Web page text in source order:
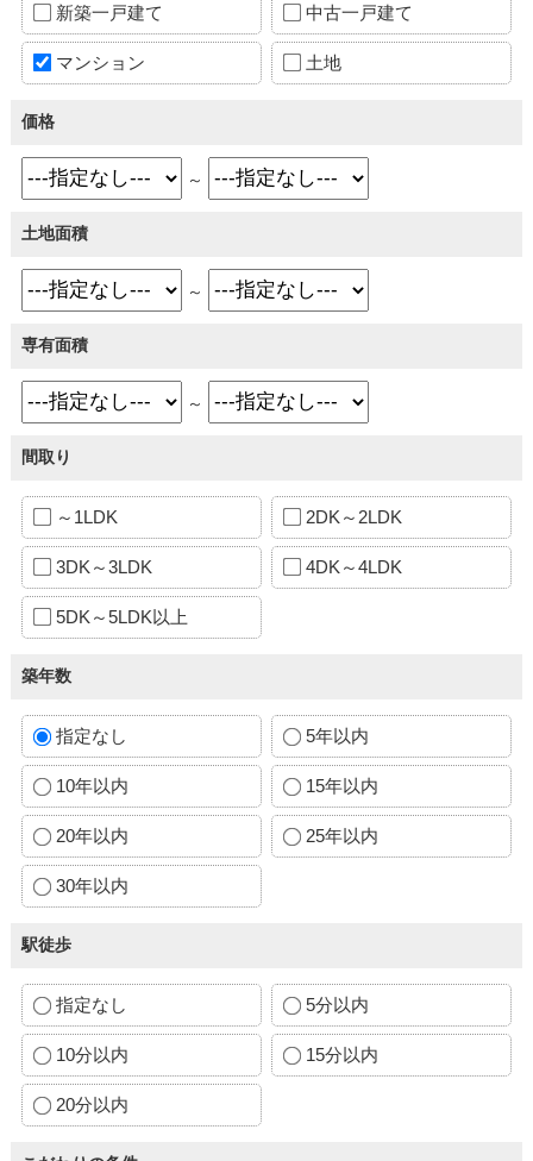
新築一戸建て 中古一戸建て
マンション 土地
価格
～
土地面積
～
専有面積
～
間取り
～1LDK 2DK～2LDK
3DK～3LDK 4DK～4LDK
5DK～5LDK以上
築年数
指定なし 5年以内
10年以内 15年以内
20年以内 25年以内
30年以内
駅徒歩
指定なし 5分以内
10分以内 15分以内
20分以内